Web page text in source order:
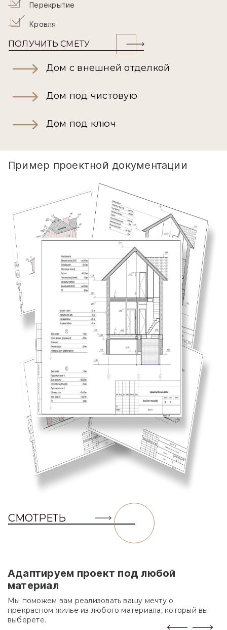
Перекрытие
Кровля
ПОЛУЧИТЬ СМЕТУ
Дом с внешней отделкой
Дом под чистовую
Дом под ключ
Пример проектной документации
СМОТРЕТЬ
Адаптируем проект под любой
материал
Мы поможем вам реализовать вашу мечту о
прекрасном жилье из любого материала, который вы
выберете.